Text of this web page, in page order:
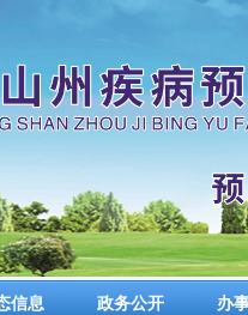
信息 政务公开 办